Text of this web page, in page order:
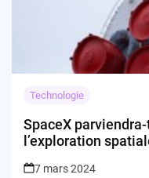
Technologie
SpaceX
l’exploration
7 mars 2024